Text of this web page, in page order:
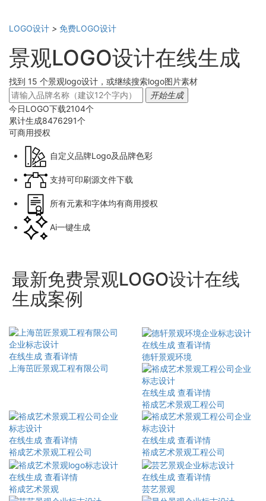
LOGO设计 > 免费LOGO设计
景观LOGO设计在线生成
找到 15 个景观logo设计，或继续搜索logo图片素材
开始生成
今日LOGO下载2104个
累计生成8476291个
可商用授权
自定义品牌Logo及品牌色彩
支持可印刷源文件下载
所有元素和字体均有商用授权
Ai一键生成
最新免费景观LOGO设计在线
生成案例
在线生成 查看详情
上海茁匠景观工程有限公司
在线生成 查看详情
德轩景观环境
在线生成 查看详情
裕成艺术景观工程公司
在线生成 查看详情
裕成艺术景观工程公司
在线生成 查看详情
裕成艺术景观工程公司
在线生成 查看详情
裕成艺术景观
在线生成 查看详情
芸艺景观